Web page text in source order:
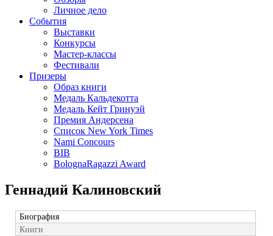
Личное дело
События
Выставки
Конкурсы
Мастер-классы
Фестивали
Призеры
Образ книги
Медаль Кальдекотта
Медаль Кейт Гринуэй
Премия Андерсена
Список New York Times
Nami Concours
BIB
BolognaRagazzi Award
Геннадий Калиновский
Биография
Книги